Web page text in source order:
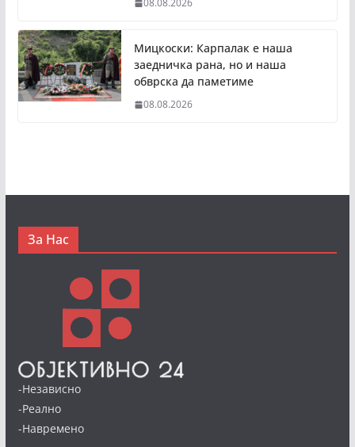
08.08.2026
Мицкоски: Карпалак е наша
заедничка рана, но и наша
обврска да паметиме
08.08.2026
За Нас
-Независно
-Реално
-Навремено